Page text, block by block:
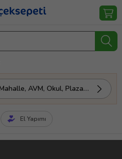
Gönderim Yeri Seçin (Mahalle, AVM, Okul, Plaza vs.)
El Yapımı